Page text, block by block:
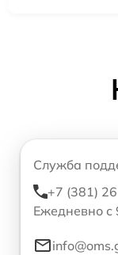
Служба
+7 (381)
Ежедневно с